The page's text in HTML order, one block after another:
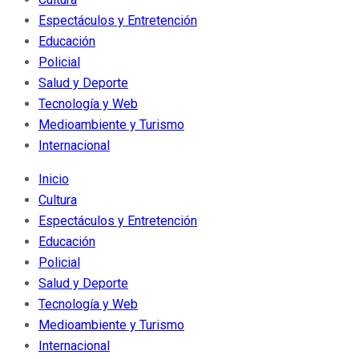
Espectáculos y Entretención
Educación
Policial
Salud y Deporte
Tecnología y Web
Medioambiente y Turismo
Internacional
Inicio
Cultura
Espectáculos y Entretención
Educación
Policial
Salud y Deporte
Tecnología y Web
Medioambiente y Turismo
Internacional